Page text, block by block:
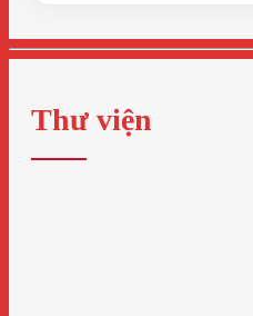
Thư viện